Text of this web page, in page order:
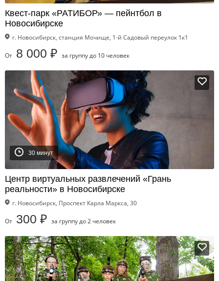
Квест-парк «РАТИБОР» — пейнтбол в
Новосибирске
г. Новосибирск, станция Мочище, 1-й Садовый переулок 1к1
От 8 000 ₽ за группу до 10 человек
30 минут
Центр виртуальных развлечений «Грань
реальности» в Новосибирске
г. Новосибирск, Проспект Карла Маркса, 30
От 300 ₽ за группу до 2 человек